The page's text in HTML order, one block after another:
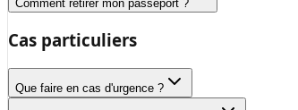
Comment retirer mon passeport ?
Cas particuliers
Que faire en cas d'urgence ?